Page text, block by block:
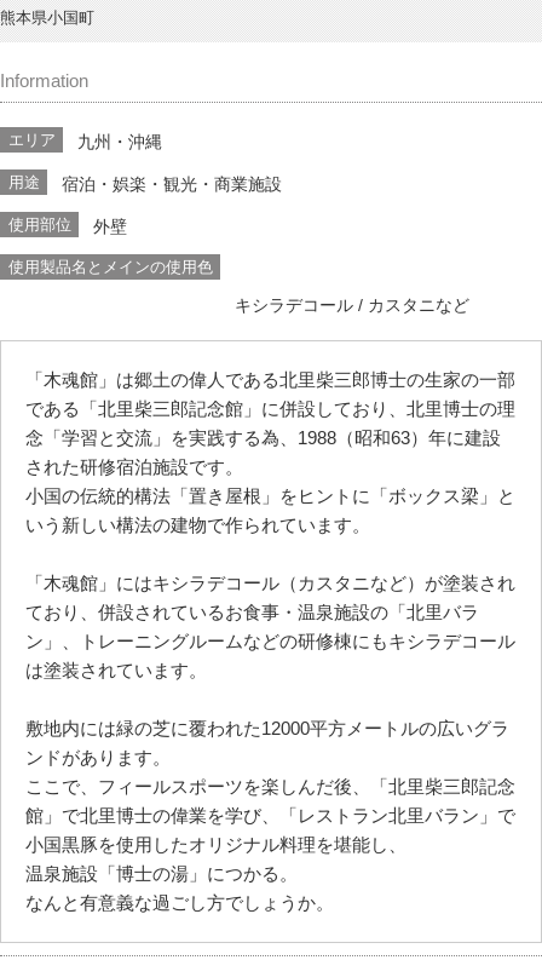
熊本県小国町
Information
エリア 九州・沖縄
用途 宿泊・娯楽・観光・商業施設
使用部位 外壁
使用製品名とメインの使用色
キシラデコール / カスタニなど
「木魂館」は郷土の偉人である北里柴三郎博士の生家の一部
である「北里柴三郎記念館」に併設しており、北里博士の理
念「学習と交流」を実践する為、1988（昭和63）年に建設
された研修宿泊施設です。
小国の伝統的構法「置き屋根」をヒントに「ボックス梁」と
いう新しい構法の建物で作られています。
「木魂館」にはキシラデコール（カスタニなど）が塗装され
ており、併設されているお食事・温泉施設の「北里バラ
ン」、トレーニングルームなどの研修棟にもキシラデコール
は塗装されています。
敷地内には緑の芝に覆われた12000平方メートルの広いグラ
ンドがあります。
ここで、フィールスポーツを楽しんだ後、「北里柴三郎記念
館」で北里博士の偉業を学び、「レストラン北里バラン」で
小国黒豚を使用したオリジナル料理を堪能し、
温泉施設「博士の湯」につかる。
なんと有意義な過ごし方でしょうか。